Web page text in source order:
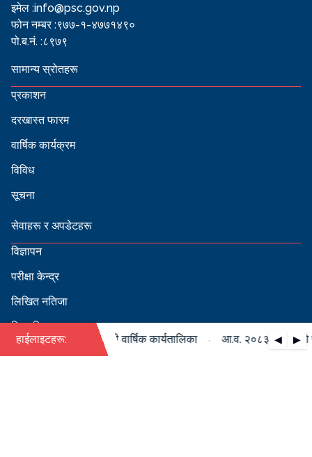
इमेल :info@psc.gov.np
फोन नम्बर :९७७-१-४७७१४९०
पो.ब.नं. :८९७९
सामान्य स्रोतहरू
प्रकाशन
दरखास्त फारम
वार्षिक कार्यक्रम
विविध
सूचना
सेवाहरू र अपडेटहरू
विज्ञापन
परीक्षा केन्द्र
लिखित नतिजा
सिफारिस
हाईलाइटहरू: ◀ ▶
०८४ को पदपूर्ति सम्बन्धी वार्षिक कार्यतालिका आ.व. २०८३/०८४ को